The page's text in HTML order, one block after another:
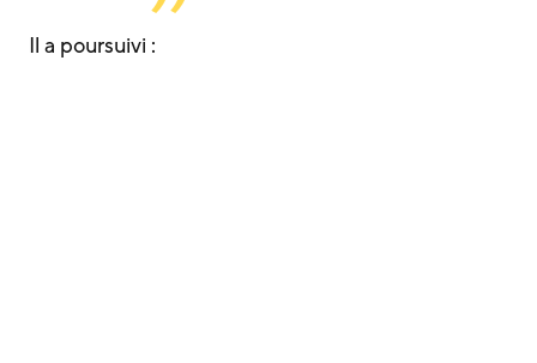
Il a poursuivi :